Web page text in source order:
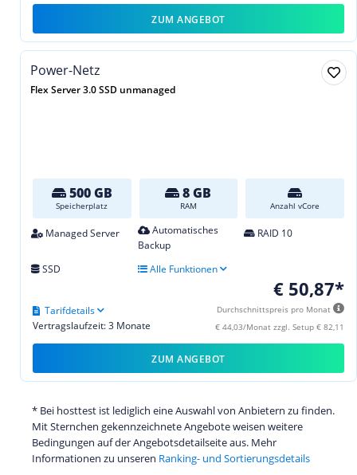
ZUM ANGEBOT
Power-Netz
Flex Server 3.0 SSD unmanaged
500 GB
Speicherplatz
8 GB
RAM Anzahl vCore
Managed Server
Automatisches
Backup
RAID 10
SSD Alle Funktionen
€ 50,87*
Durchschnittspreis pro Monat
€ 44,03/Monat zzgl. Setup € 82,11
Vertragslaufzeit: 3 Monate
Tarifdetails
ZUM ANGEBOT
* Bei hosttest ist lediglich eine Auswahl von Anbietern zu finden.
Mit Sternchen gekennzeichnete Angebote weisen weitere
Bedingungen auf der Angebotsdetailseite aus. Mehr
Informationen zu unseren Ranking- und Sortierungsdetails